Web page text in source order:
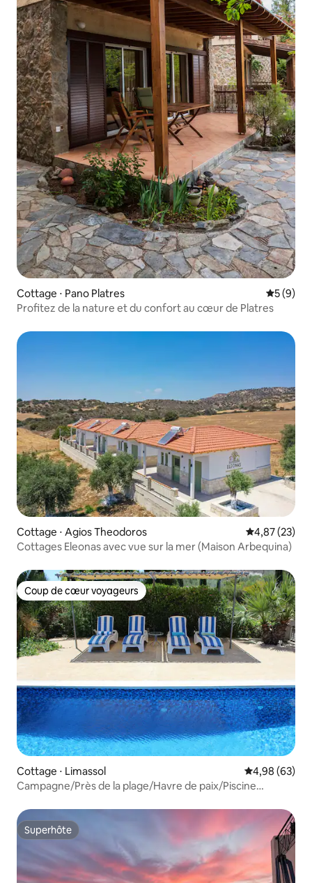
Cottage ⋅ Pano Platres
5 (9)
Profitez de la nature et du confort au cœur de Platres
Cottage ⋅ Agios Theodoros Évaluation
4,87 (23)
Cottages Eleonas avec vue sur la mer (Maison Arbequina)
Coup de cœur voyageurs
Coup de cœur voyageurs
Cottage ⋅ Limassol Évaluation
4,98 (63)
Campagne/Près de la plage/Havre de paix/Piscine
Superhôte
Superhôte